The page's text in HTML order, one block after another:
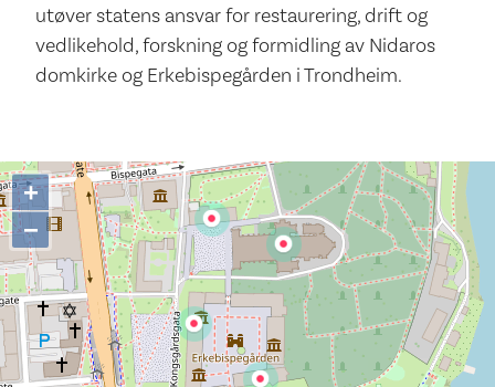
utøver statens ansvar for restaurering, drift og
vedlikehold, forskning og formidling av Nidaros
domkirke og Erkebispegården i Trondheim.
+
−